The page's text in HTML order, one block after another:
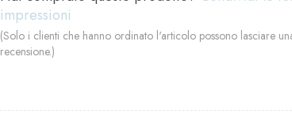
impressioni
(Solo i clienti che hanno ordinato l'articolo possono lasciare
recensione.)